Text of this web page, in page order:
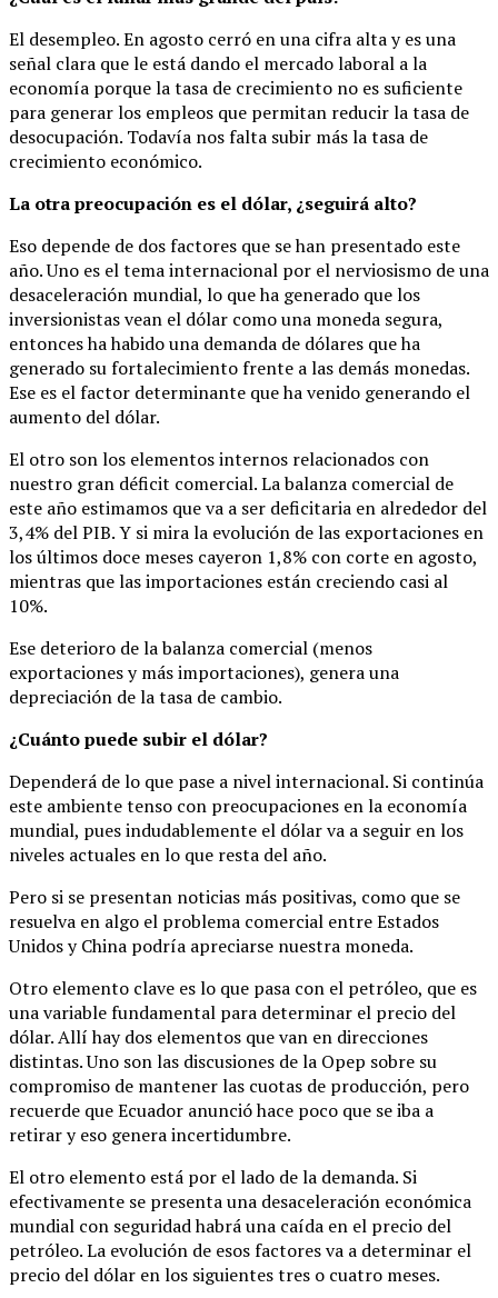
El desempleo. En agosto cerró en una cifra alta y es una
señal clara que le está dando el mercado laboral a la
economía porque la tasa de crecimiento no es suficiente
para generar los empleos que permitan reducir la tasa de
desocupación. Todavía nos falta subir más la tasa de
crecimiento económico.
La otra preocupación es el dólar, ¿seguirá alto?
Eso depende de dos factores que se han presentado este
año. Uno es el tema internacional por el nerviosismo de una
desaceleración mundial, lo que ha generado que los
inversionistas vean el dólar como una moneda segura,
entonces ha habido una demanda de dólares que ha
generado su fortalecimiento frente a las demás monedas.
Ese es el factor determinante que ha venido generando el
aumento del dólar.
El otro son los elementos internos relacionados con
nuestro gran déficit comercial. La balanza comercial de
este año estimamos que va a ser deficitaria en alrededor del
3,4% del PIB. Y si mira la evolución de las exportaciones en
los últimos doce meses cayeron 1,8% con corte en agosto,
mientras que las importaciones están creciendo casi al
10%.
Ese deterioro de la balanza comercial (menos
exportaciones y más importaciones), genera una
depreciación de la tasa de cambio.
¿Cuánto puede subir el dólar?
Dependerá de lo que pase a nivel internacional. Si continúa
este ambiente tenso con preocupaciones en la economía
mundial, pues indudablemente el dólar va a seguir en los
niveles actuales en lo que resta del año.
Pero si se presentan noticias más positivas, como que se
resuelva en algo el problema comercial entre Estados
Unidos y China podría apreciarse nuestra moneda.
Otro elemento clave es lo que pasa con el petróleo, que es
una variable fundamental para determinar el precio del
dólar. Allí hay dos elementos que van en direcciones
distintas. Uno son las discusiones de la Opep sobre su
compromiso de mantener las cuotas de producción, pero
recuerde que Ecuador anunció hace poco que se iba a
retirar y eso genera incertidumbre.
El otro elemento está por el lado de la demanda. Si
efectivamente se presenta una desaceleración económica
mundial con seguridad habrá una caída en el precio del
petróleo. La evolución de esos factores va a determinar el
precio del dólar en los siguientes tres o cuatro meses.